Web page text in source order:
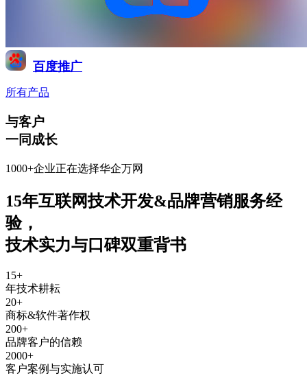
百度推广
所有产品
与客户
一同成长
1000+企业正在选择华企万网
15年互联网技术开发&品牌营销服务经
验，
技术实力与口碑双重背书
15+
年技术耕耘
20+
商标&软件著作权
200+
品牌客户的信赖
2000+
客户案例与实施认可